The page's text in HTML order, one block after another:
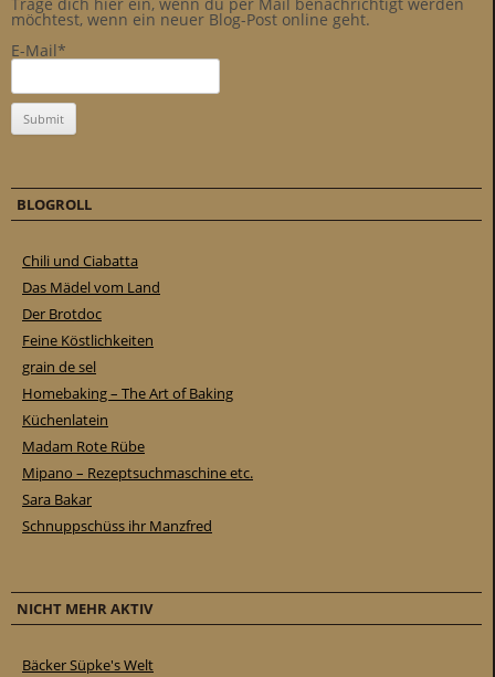
möchtest, wenn ein neuer Blog-Post online geht.
E-Mail*
BLOGROLL
Chili und Ciabatta
Das Mädel vom Land
Der Brotdoc
Feine Köstlichkeiten
grain de sel
Homebaking – The Art of Baking
Küchenlatein
Madam Rote Rübe
Mipano – Rezeptsuchmaschine etc.
Sara Bakar
Schnuppschüss ihr Manzfred
NICHT MEHR AKTIV
Bäcker Süpke's Welt